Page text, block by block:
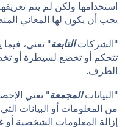
يجب أن يكون لها المعاني
"الشركاتالتابعة" تعني،
تتحكم أو تخضع لسيطرة أو
الطرف.
"البياناتالمجمعة" تعني
من المعلومات أو البيانات
إزالة المعلومات الشخصية